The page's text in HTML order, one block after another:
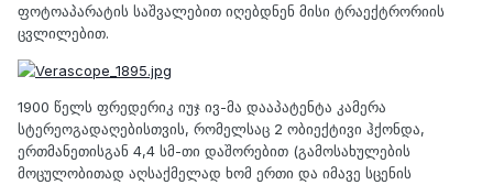
ფოტოაპარატის საშვალებით იღებდნენ მისი ტრაექტრორიის
ცვლილებით.
1900 წელს ფრედერიკ იუჯ ივ-მა დააპატენტა კამერა
სტერეოგადაღებისთვის, რომელსაც 2 ობიექტივი ჰქონდა,
ერთმანეთისგან 4,4 სმ-თი დაშორებით (გამოსახულების
მოცულობითად აღსაქმელად ხომ ერთი და იმავე სცენის